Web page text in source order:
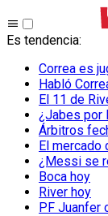
Es tendencia:
Correa es
Habló
El 11 de
¿Jabes por
Árbitros
El mercado
¿Messi se
Boca hoy
River hoy
PF Juanfer